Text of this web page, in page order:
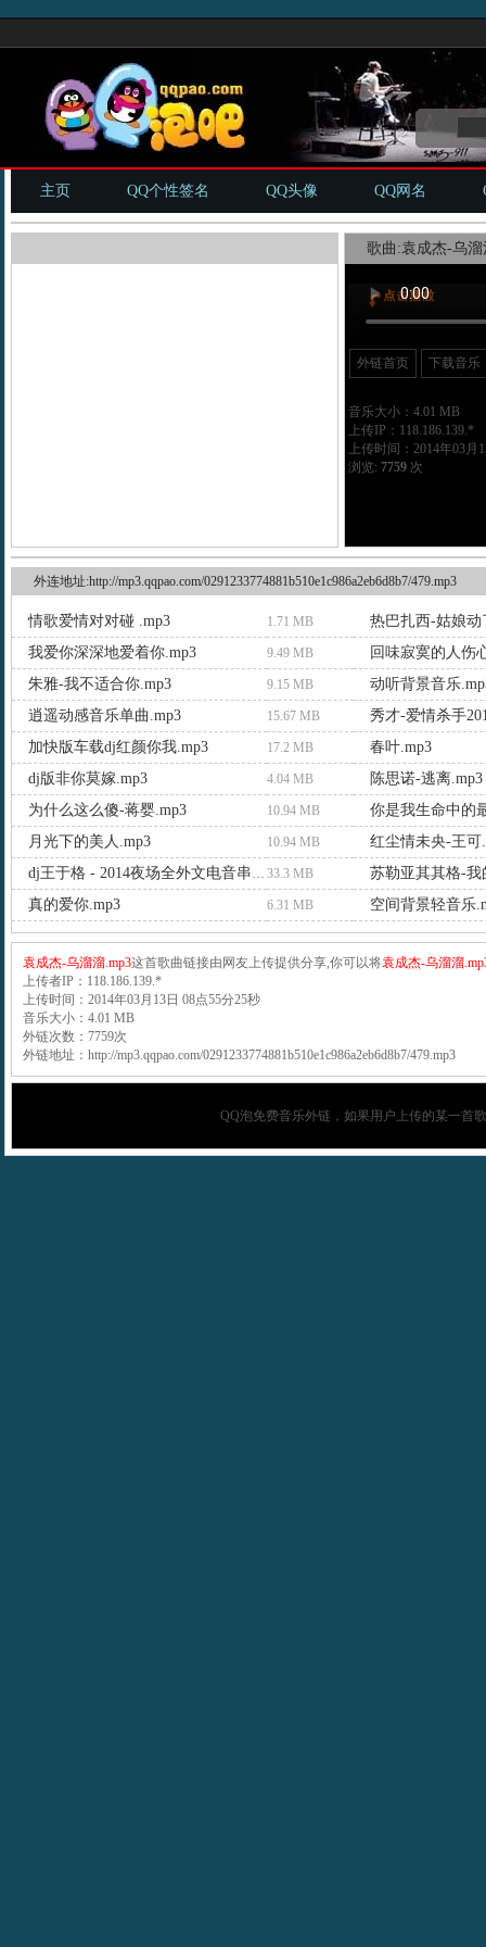
主页 QQ个性签名 QQ头像 QQ网名
歌曲:袁成杰-乌溜
外链首页 下载音乐
音乐大小：4.01 MB
上传IP：118.186.139.*
上传时间：2014年03月
浏览: 7759次
外连地址:http://mp3.qqpao.com/0291233774881b510e1c986a2eb6d8b7/479.mp3
情歌爱情对对碰 .mp3 1.71 MB
热巴扎西-姑娘动
我爱你深深地爱着你.mp3
9.49 MB
回味寂寞的人伤
朱雅-我不适合你.mp3
9.15 MB
动听背景音乐
逍遥动感音乐单曲.mp3
15.67 MB
秀才-爱情杀手
加快版车载dj红颜你我.mp3
17.2 MB
春叶.mp3
dj版非你莫嫁.mp3
4.04 MB
陈思诺-逃离.mp3
为什么这么傻-蒋婴.mp3
10.94 MB
你是我生命中的
月光下的美人.mp3
10.94 MB 红尘情未央-王可
dj王于格 - 2014夜场全外文电音串烧 by.mp3 33.3 MB
苏勒亚其其格-我
真的爱你.mp3
6.31 MB 空间背景轻音乐
袁成杰-乌溜溜.mp3这首歌曲链接由网友上传提供分享,你可以将袁成杰-乌溜溜
上传者IP：118.186.139.*
上传时间：2014年03月13日 08点55分25秒
音乐大小：4.01 MB
外链次数：7759次
外链地址：http://mp3.qqpao.com/0291233774881b510e1c986a2eb6d8b7/479.mp3
QQ泡免费音乐外链，如果用户上传的某一首